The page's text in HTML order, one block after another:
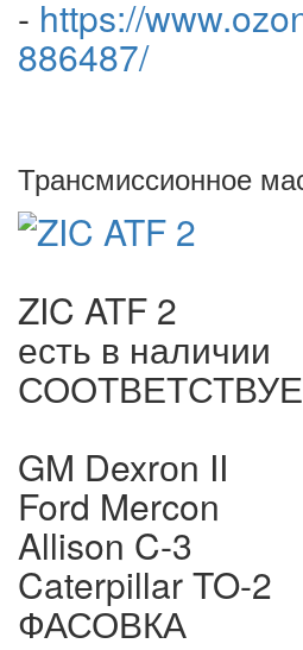
- https://
886487/
Трансмиссионное
ZIC ATF 2
есть в наличии
GM Dexrоn II
Ford Mercon
Allison C-3
Caterpillar TO-2
ФАСОВКА